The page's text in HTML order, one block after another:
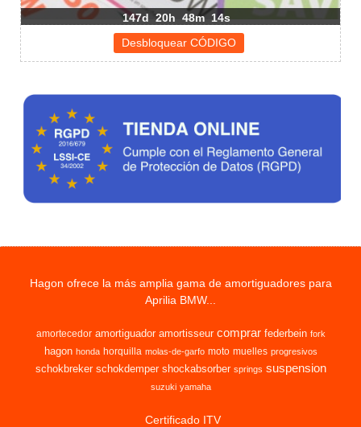
147d 20h 48m 13s
Hagon ofrece la más amplia gama de amortiguadores para
Aprilia BMW...
amortecedor amortiguador amortisseur comprar federbein fork
hagon honda horquilla molas-de-garfo moto muelles progresivos
schokbreker schokdemper shockabsorber springs suspension
suzuki yamaha
Certificado ITV